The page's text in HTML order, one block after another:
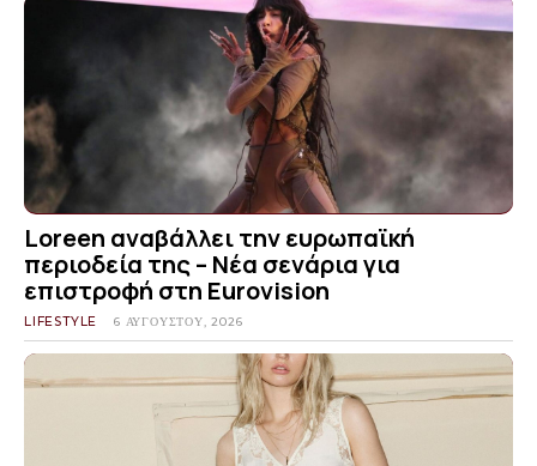
Loreen αναβάλλει την ευρωπαϊκή
περιοδεία της – Νέα σενάρια για
επιστροφή στη Eurovision
LIFESTYLE 6 ΑΥΓΟΎΣΤΟΥ, 2026